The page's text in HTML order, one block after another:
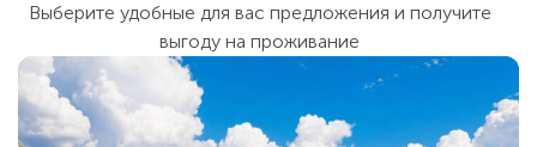
Выберите удобные для вас предложения и получите
выгоду на проживание